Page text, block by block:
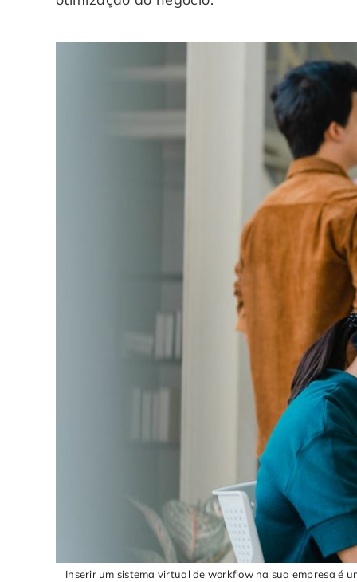
Inserir um sistema virtual de workflow na sua empresa é